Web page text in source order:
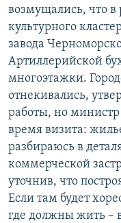
возмущались, что в
культурного
завода
Артиллерийской
многоэтажки.
отнекивались,
работы, но
время визита:
разбираюсь в
коммерческой
уточнив, что
Если там будет
где должны жить –